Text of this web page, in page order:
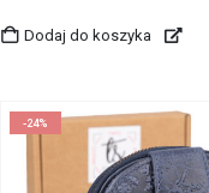
Dodaj do koszyka
-24%